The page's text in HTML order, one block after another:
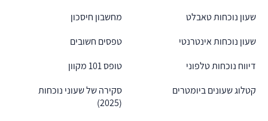
שעון נוכחות טאבלט
שעון נוכחות אינטרנטי
דיווח נוכחות טלפוני
קטלוג שעונים ביומטרים
מחשבון חיסכון
טפסים חשובים
טופס 101 מקוון
סקירה של שעוני נוכחות
(2025)